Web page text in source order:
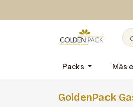
Packs Más
GoldenPack